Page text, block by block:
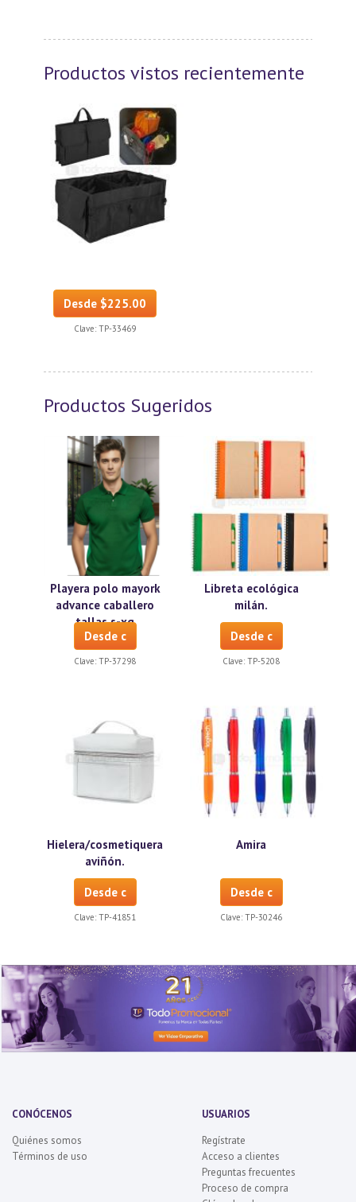
Productos vistos recientemente
Desde $225.00
Clave: TP-33469
Productos Sugeridos
Playera polo mayork
advance caballero
tallas s-xg
Desde c
Clave: TP-37298
Libreta ecológica
milán.
Desde c
Clave: TP-5208
Hielera/cosmetiquera
aviñón.
Desde c
Clave: TP-41851
Amira
Desde c
Clave: TP-30246
CONÓCENOS
Quiénes somos
Términos de uso
USUARIOS
Regístrate
Acceso a clientes
Preguntas frecuentes
Proceso de compra